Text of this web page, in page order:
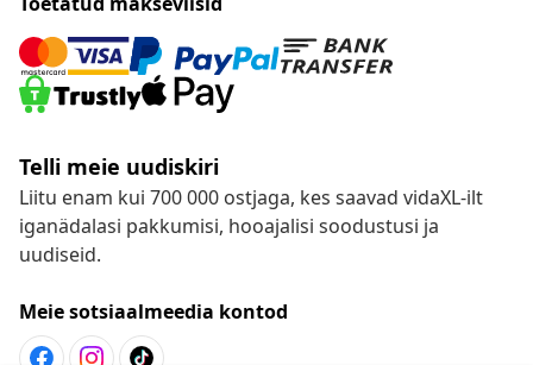
Telli meie uudiskiri
Liitu enam kui 700 000 ostjaga, kes saavad vidaXL-ilt
iganädalasi pakkumisi, hooajalisi soodustusi ja
uudiseid.
Meie sotsiaalmeedia kontod